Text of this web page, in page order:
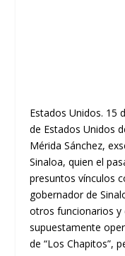
Estados Unidos. 15
de Estados Unidos
Mérida Sánchez,
Sinaloa, quien el
presuntos vínculos
gobernador de
otros funcionarios y
supuestamente
de “Los Chapitos”,